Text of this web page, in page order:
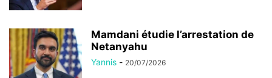
Mamdani étudie l’arrestation de
Netanyahu
Yannis - 20/07/2026